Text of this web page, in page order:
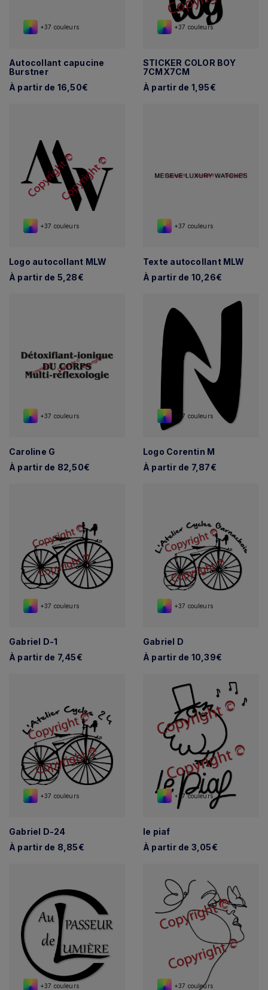
+37 couleurs
Autocollant capucine
Burstner
À partir de 16,50€
+37 couleurs
STICKER COLOR BOY
7CMX7CM
À partir de 1,95€
+37 couleurs
Logo autocollant MLW
À partir de 5,28€
+37 couleurs
Texte autocollant MLW
À partir de 10,26€
+37 couleurs
Caroline G
À partir de 82,50€
+37 couleurs
Logo Corentin M
À partir de 7,87€
+37 couleurs
Gabriel D-1
À partir de 7,45€
+37 couleurs
Gabriel D
À partir de 10,39€
+37 couleurs
Gabriel D-24
À partir de 8,85€
+37 couleurs
le piaf
À partir de 3,05€
+37 couleurs +37 couleurs